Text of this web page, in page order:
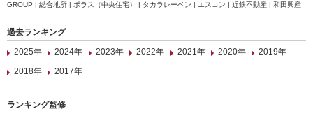
GROUP | 総合地所 | ポラス（中央住宅） | タカラレーベン | エスコン | 近鉄不動産 | 和田興産
過去ランキング
2025年
2024年 2023年 2022年 2021年 2020年
2019年
2018年
2017年
ランキング監修